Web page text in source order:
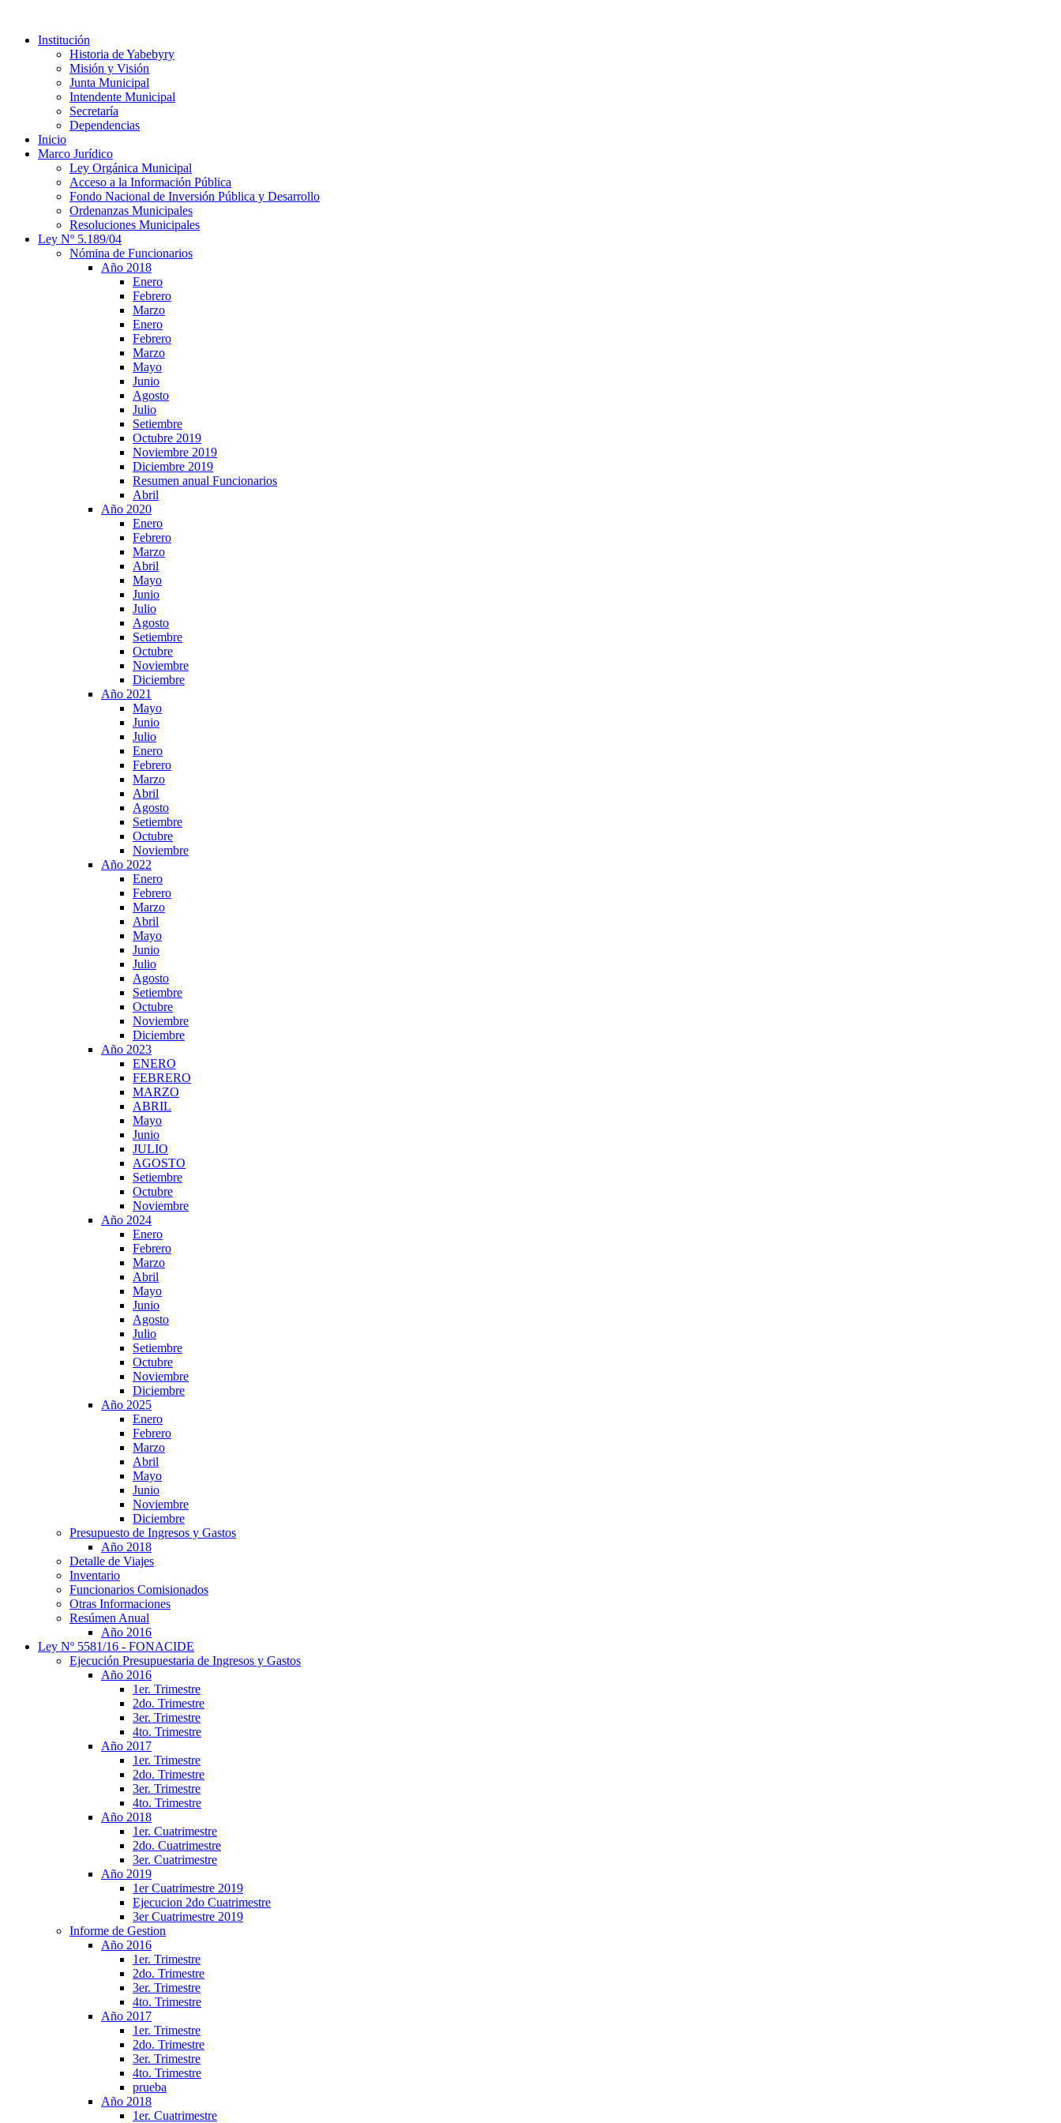
Institución
Historia de Yabebyry
Misión y Visión
Junta Municipal
Intendente Municipal
Secretaría
Dependencias
Inicio
Marco Jurídico
Ley Orgánica Municipal
Acceso a la Información Pública
Fondo Nacional de Inversión Pública y Desarrollo
Ordenanzas Municipales
Resoluciones Municipales
Ley Nº 5.189/04
Nómina de Funcionarios
Año 2018
Enero
Febrero
Marzo
Enero
Febrero
Marzo
Mayo
Junio
Agosto
Julio
Setiembre
Octubre 2019
Noviembre 2019
Diciembre 2019
Resumen anual Funcionarios
Abril
Año 2020
Enero
Febrero
Marzo
Abril
Mayo
Junio
Julio
Agosto
Setiembre
Octubre
Noviembre
Diciembre
Año 2021
Mayo
Junio
Julio
Enero
Febrero
Marzo
Abril
Agosto
Setiembre
Octubre
Noviembre
Año 2022
Enero
Febrero
Marzo
Abril
Mayo
Junio
Julio
Agosto
Setiembre
Octubre
Noviembre
Diciembre
Año 2023
ENERO
FEBRERO
MARZO
ABRIL
Mayo
Junio
JULIO
AGOSTO
Setiembre
Octubre
Noviembre
Año 2024
Enero
Febrero
Marzo
Abril
Mayo
Junio
Agosto
Julio
Setiembre
Octubre
Noviembre
Diciembre
Año 2025
Enero
Febrero
Marzo
Abril
Mayo
Junio
Noviembre
Diciembre
Presupuesto de Ingresos y Gastos
Año 2018
Detalle de Viajes
Inventario
Funcionarios Comisionados
Otras Informaciones
Resúmen Anual
Año 2016
Ley Nº 5581/16 - FONACIDE
Ejecución Presupuestaria de Ingresos y Gastos
Año 2016
1er. Trimestre
2do. Trimestre
3er. Trimestre
4to. Trimestre
Año 2017
1er. Trimestre
2do. Trimestre
3er. Trimestre
4to. Trimestre
Año 2018
1er. Cuatrimestre
2do. Cuatrimestre
3er. Cuatrimestre
Año 2019
1er Cuatrimestre 2019
Ejecucion 2do Cuatrimestre
3er Cuatrimestre 2019
Informe de Gestion
Año 2016
1er. Trimestre
2do. Trimestre
3er. Trimestre
4to. Trimestre
Año 2017
1er. Trimestre
2do. Trimestre
3er. Trimestre
4to. Trimestre
prueba
Año 2018
1er. Cuatrimestre